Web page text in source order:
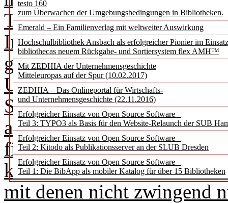
testo 160
zum Überwachen der Umgebungsbedingungen in Bibliotheken.
Emerald – Ein Familienverlag mit weltweiter Auswirkung
Hochschulbibliothek Ansbach als erfolgreicher Pionier im
bibliothecas neuem Rückgabe- und Sortiersystem flex AMH™
Mit ZEDHIA der Unternehmensgeschichte
Mitteleuropas auf der Spur (10.02.2017)
ZEDHIA – Das Onlineportal für Wirtschafts-
und Unternehmensgeschichte (22.11.2016)
Erfolgreicher Einsatz von Open Source Software –
Teil 3: TYPO3 als Basis für den Website-Relaunch der SUB
Erfolgreicher Einsatz von Open Source Software –
Teil 2: Kitodo als Publikationsserver an der SLUB Dresden
Erfolgreicher Einsatz von Open Source Software –
Teil 1: Die BibApp als mobiler Katalog für über 15 Bibliotheken
TDM die Frage, in
Intelligenz (KI) steht: Ist
gleich eine TDM-
Unterstützung von KI
Sprachmodelle trainiert
analysieren und neue
finden (Ziel von TDM).
kann aber auch der
mit denen nicht zwingend